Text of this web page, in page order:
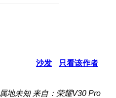
沙发 只看该作者
属地未知 来自：荣耀V30 Pro